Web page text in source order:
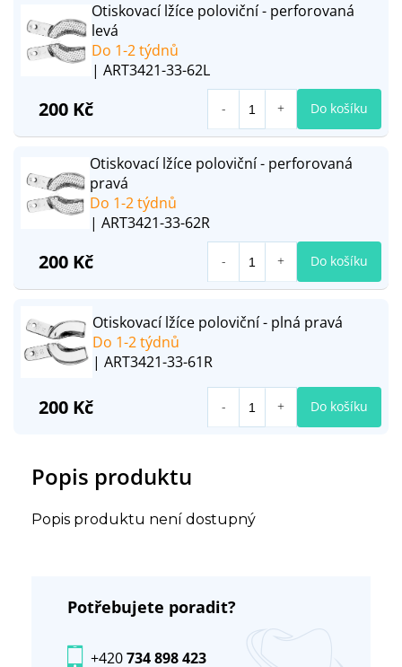
Popis produktu
Popis produktu není dostupný
Potřebujete poradit?
+420734 898 423
Otiskovací lžíce poloviční - perforovaná
levá
Do 1-2 týdnů
| ART3421-33-62L
200 Kč Do košíku
Otiskovací lžíce poloviční - perforovaná
pravá
Do 1-2 týdnů
| ART3421-33-62R
200 Kč Do košíku
Otiskovací lžíce poloviční - plná pravá
Do 1-2 týdnů
| ART3421-33-61R
200 Kč Do košíku